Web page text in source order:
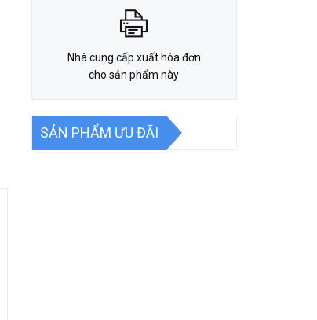
Nhà cung cấp xuất hóa đơn
cho sản phẩm này
SẢN PHẨM ƯU ĐÃI